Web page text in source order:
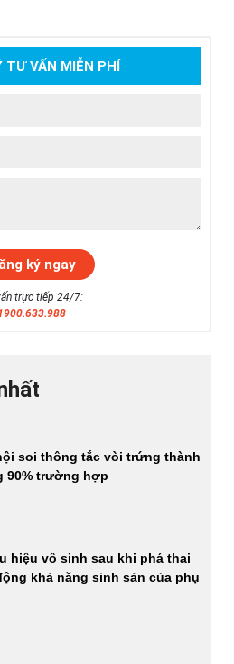
soi thông tắc vòi trứng thành
90% trường hợp
hiệu vô sinh sau khi phá thai
khả năng sinh sản của phụ
TƯ VẤN MIỄN PHÍ
trực tiếp 24/7: